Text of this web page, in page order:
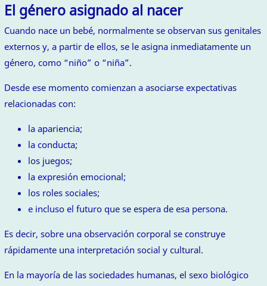
El género asignado al nacer
Cuando nace un bebé, normalmente se observan sus genitales
externos y, a partir de ellos, se le asigna inmediatamente un
género, como “niño” o “niña”.
Desde ese momento comienzan a asociarse expectativas
relacionadas con:
la apariencia;
la conducta;
los juegos;
la expresión emocional;
los roles sociales;
e incluso el futuro que se espera de esa persona.
Es decir, sobre una observación corporal se construye
rápidamente una interpretación social y cultural.
En la mayoría de las sociedades humanas, el sexo biológico